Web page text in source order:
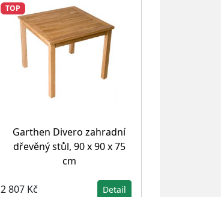
TOP
Garthen Divero zahradní
dřevěný stůl, 90 x 90 x 75
cm
2 807 Kč Detail